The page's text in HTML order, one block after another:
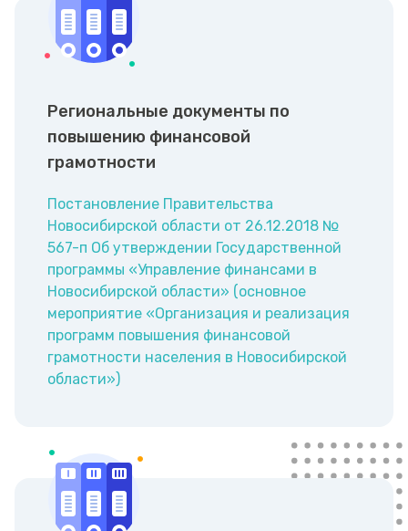
Региональные документы по
повышению финансовой
грамотности
Постановление Правительства
Новосибирской области от 26.12.2018 №
567-п Об утверждении Государственной
программы «Управление финансами в
Новосибирской области» (основное
мероприятие «Организация и реализация
программ повышения финансовой
грамотности населения в Новосибирской
области»)